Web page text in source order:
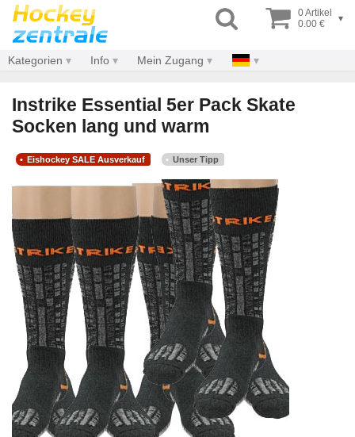
0 Artikel
0.00 €
▾
Kategorien Info Mein Zugang
Instrike Essential 5er Pack Skate
Socken lang und warm
Eishockey SALE Ausverkauf Unser Tipp